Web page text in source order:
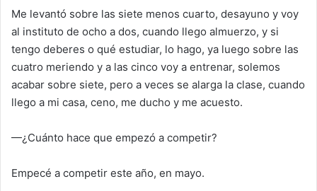
Me levantó sobre las siete menos cuarto, desayuno y voy
al instituto de ocho a dos, cuando llego almuerzo, y si
tengo deberes o qué estudiar, lo hago, ya luego sobre las
cuatro meriendo y a las cinco voy a entrenar, solemos
acabar sobre siete, pero a veces se alarga la clase, cuando
llego a mi casa, ceno, me ducho y me acuesto.
—¿Cuánto hace que empezó a competir?
Empecé a competir este año, en mayo.